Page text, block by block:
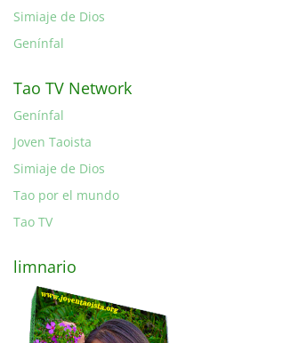
Simiaje de Dios
Genínfal
Tao TV Network
Genínfal
Joven Taoista
Simiaje de Dios
Tao por el mundo
Tao TV
limnario